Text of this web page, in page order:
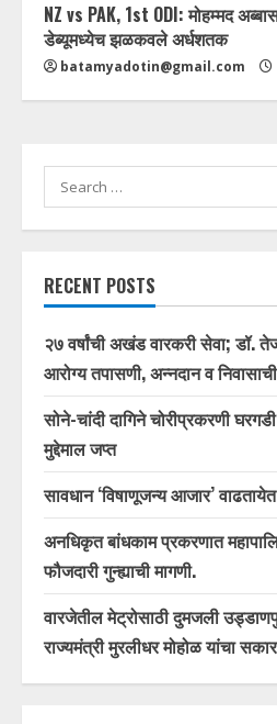
NZ vs PAK, 1st ODI: मोहम्मद
डेब्यूमध्येच झळकवले अर्धशतक
batamyadotin@gmail.com
Search
for:
RECENT POSTS
२७ वर्षांची अखंड वारकरी सेवा; डॉ.
आरोग्य तपासणी, अन्नदान व
सोने-चांदी दागिने चोरीप्रकरणी
मुद्देमाल जप्त
सावधान ‘विषाणूजन्य आजार’
अनधिकृत बांधकाम प्रकरणात
फौजदारी गुन्ह्याची मागणी.
वारजेतील मेट्रोसाठी दुमजली
राज्यमंत्री मुरलीधर मोहोळ यांचा